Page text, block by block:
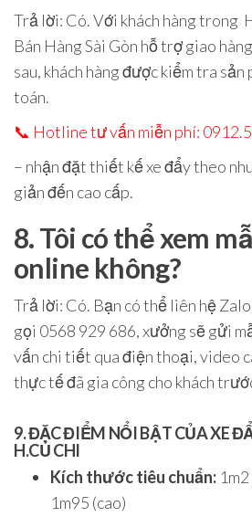
Trả lời: Có. Với khách hàng trong
Bán Hàng Sài Gòn hỗ trợgiao
sau, khách hàng được kiểm tra
toán.
📞 Hotline tư vấn miễn phí:
– nhận đặt thiết kế xe đẩy theo
giản đến cao cấp.
8. Tôi có thể xem
online không?
Trả lời: Có. Bạn có thể liên hệ
gọi 0568 929 686, xưởng sẽ gửi
vấn chi tiết qua điện thoại, video
thực tế đã gia công cho khách
9. ĐẶC ĐIỂM NỔI BẬT CỦA XE
H.CỦ CHI
Kích thước tiêu chuẩn:
1m95 (cao)